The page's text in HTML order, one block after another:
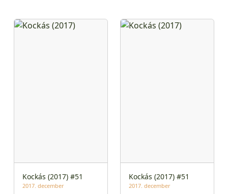
Kockás (2017) #51
2017. december
Kockás (2017) #51
2017. december